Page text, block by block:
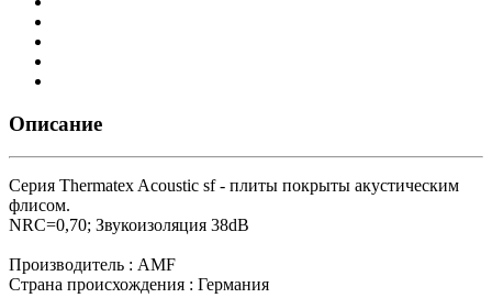
Описание
Серия Thermatex Acoustic sf - плиты покрыты акустическим
флисом.
NRC=0,70; Звукоизоляция 38dB
Производитель : AMF
Страна происхождения : Германия